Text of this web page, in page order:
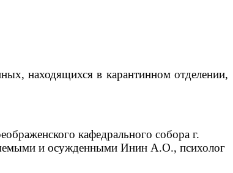
находящихся в карантинном отделении,
кафедрального собора г.
и осужденными Инин А.О., психолог